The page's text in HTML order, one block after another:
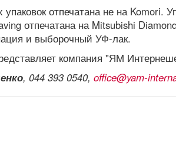
отпечатана не на Komori.
отпечатана на Mitsubishi
и выборочный УФ-лак.
компания "ЯМ
, 044 393 0540, office@yam-